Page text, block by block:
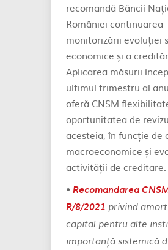
recomandă Băncii
României continuarea
monitorizării evoluției
economice și a
Aplicarea măsurii
ultimul trimestru al
oferă CNSM
oportunitatea de
acesteia, în funcție de
macroeconomice și
activității de creditare.
• Recomandarea
R/8/2021 privind
capital pentru alte
importanță sistemică